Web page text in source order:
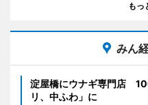
もっ
みん
淀屋橋にウナギ専門店
リ、中ふわ」に